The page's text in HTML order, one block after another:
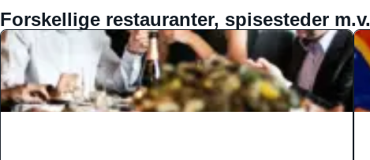
Forskellige restauranter, spisesteder m.v.